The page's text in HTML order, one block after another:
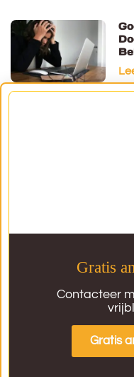
Gratis
Contacteer
Gratis